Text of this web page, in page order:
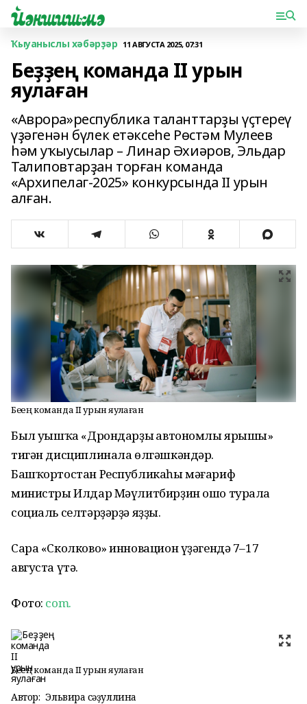
Ҡыуаныслы хәбәрҙәр 11 АВГУСТА 2025, 07:31
Беҙҙең команда II урын
яулаған
«Аврора»республика таланттарҙы үҫтереү
үҙәгенән бүлек етәксеһе Рөстәм Мулеев
һәм уҡыусылар – Линар Әхиәров, Эльдар
Талиповтарҙан торған команда
«Архипелаг-2025» конкурсында II урын
алған.
Беҙҙең команда II урын яулаған
Был уңышҡа «Дрондарҙың автономлы ярышы»
тигән дисциплинала өлгәшкәндәр.
Башҡортостан Республикаһы мәғариф
министры Илдар Мәүлитбирҙин ошо турала
социаль селтәрҙәрҙә яҙҙы.
Сара «Сколково» инновацион үҙәгендә 7–17
августа үтә.
Фото: com.
Беҙҙең команда II урын яулаған
Автор: Эльвира Әсәҙуллина